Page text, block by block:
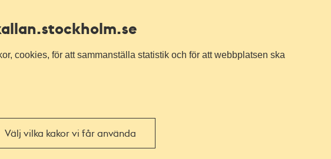
.stockholm.se
cookies, för att sammanställa statistik och för att webbplatsen ska
Välj vilka kakor vi får använda